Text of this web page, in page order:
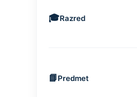
Razred
Predmet